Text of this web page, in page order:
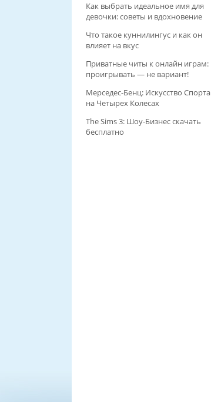
Как выбрать идеальное имя для
девочки: советы и вдохновение
Что такое куннилингус и как он
влияет на вкус
Приватные читы к онлайн играм:
проигрывать — не вариант!
Мерседес-Бенц: Искусство Спорта
на Четырех Колесах
The Sims 3: Шоу-Бизнес скачать
бесплатно